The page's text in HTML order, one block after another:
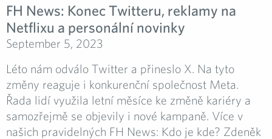
FH News: Konec Twitteru, reklamy na
Netflixu a personální novinky
September 5, 2023
Léto nám odválo Twitter a přineslo X. Na tyto
změny reaguje i konkurenční společnost Meta.
Řada lidí využila letní měsíce ke změně kariéry a
samozřejmě se objevily i nové kampaně. Více v
našich pravidelných FH News: Kdo je kde? Zdeněk